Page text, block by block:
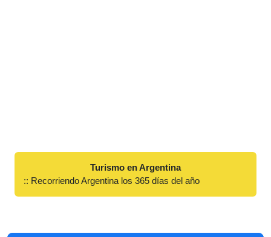
Turismo en Argentina
:: Recorriendo Argentina los 365 días del año